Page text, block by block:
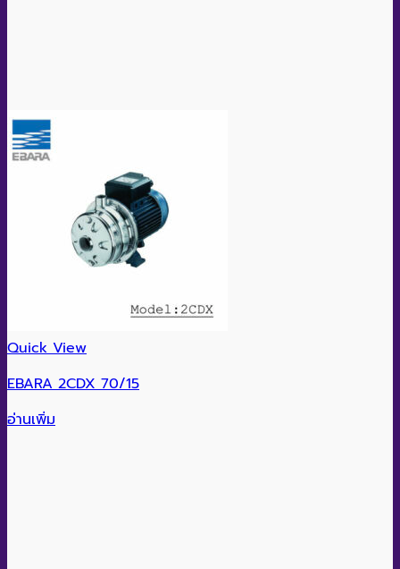
Quick View
EBARA 2CDX 70/15
อ่านเพิ่ม